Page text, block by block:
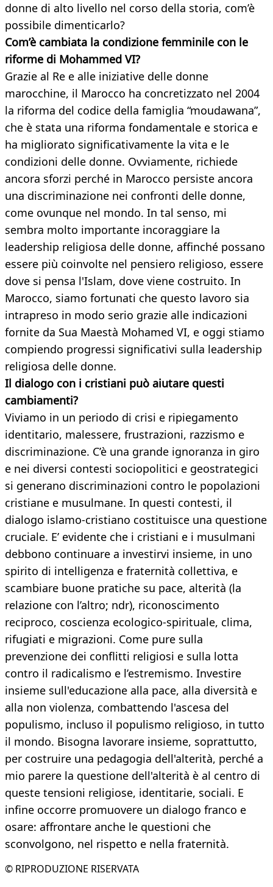
donne di alto livello nel corso della storia, com’è
possibile dimenticarlo?
Com’è cambiata la condizione femminile con le
riforme di Mohammed VI?
Grazie al Re e alle iniziative delle donne
marocchine, il Marocco ha concretizzato nel 2004
la riforma del codice della famiglia “moudawana”,
che è stata una riforma fondamentale e storica e
ha migliorato significativamente la vita e le
condizioni delle donne. Ovviamente, richiede
ancora sforzi perché in Marocco persiste ancora
una discriminazione nei confronti delle donne,
come ovunque nel mondo. In tal senso, mi
sembra molto importante incoraggiare la
leadership religiosa delle donne, affinché possano
essere più coinvolte nel pensiero religioso, essere
dove si pensa l'Islam, dove viene costruito. In
Marocco, siamo fortunati che questo lavoro sia
intrapreso in modo serio grazie alle indicazioni
fornite da Sua Maestà Mohamed VI, e oggi stiamo
compiendo progressi significativi sulla leadership
religiosa delle donne.
Il dialogo con i cristiani può aiutare questi
cambiamenti?
Viviamo in un periodo di crisi e ripiegamento
identitario, malessere, frustrazioni, razzismo e
discriminazione. C’è una grande ignoranza in giro
e nei diversi contesti sociopolitici e geostrategici
si generano discriminazioni contro le popolazioni
cristiane e musulmane. In questi contesti, il
dialogo islamo-cristiano costituisce una questione
cruciale. E’ evidente che i cristiani e i musulmani
debbono continuare a investirvi insieme, in uno
spirito di intelligenza e fraternità collettiva, e
scambiare buone pratiche su pace, alterità (la
relazione con l’altro; ndr), riconoscimento
reciproco, coscienza ecologico-spirituale, clima,
rifugiati e migrazioni. Come pure sulla
prevenzione dei conflitti religiosi e sulla lotta
contro il radicalismo e l’estremismo. Investire
insieme sull'educazione alla pace, alla diversità e
alla non violenza, combattendo l'ascesa del
populismo, incluso il populismo religioso, in tutto
il mondo. Bisogna lavorare insieme, soprattutto,
per costruire una pedagogia dell'alterità, perché a
mio parere la questione dell'alterità è al centro di
queste tensioni religiose, identitarie, sociali. E
infine occorre promuovere un dialogo franco e
osare: affrontare anche le questioni che
sconvolgono, nel rispetto e nella fraternità.
© RIPRODUZIONE RISERVATA